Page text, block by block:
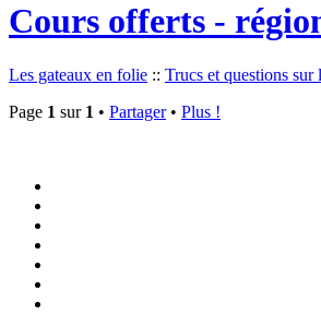
Cours offerts -
Les gateaux en folie :: Trucs et questions sur
Page 1 sur 1 • Partager• Plus !